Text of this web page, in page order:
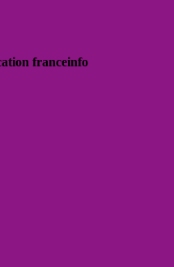
franceinfo